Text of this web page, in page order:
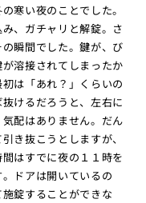
寒い夜のことでした。
、ガチャリと解錠。さ
瞬間でした。鍵が、び
溶接されてしまったか
は「あれ？」くらいの
けるだろうと、左右に
配はありません。だん
き抜こうとしますが、
はすでに夜の１１時を
ドアは開いているの
錠することができな